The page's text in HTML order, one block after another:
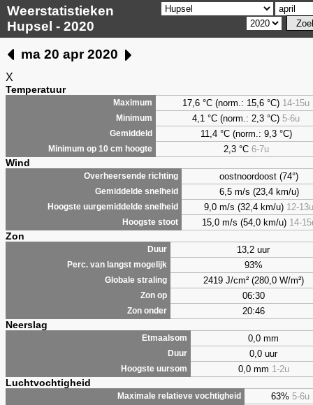
Weerstatistieken
Hupsel - 2020
ma 20 apr 2020
X
Temperatuur
Maximum 17,6 °C (norm.: 15,6 °C) 14-15u
Minimum 4,1 °C (norm.: 2,3 °C) 5-6u
Gemiddeld 11,4 °C (norm.: 9,3 °C)
Minimum op 10 cm hoogte 2,3°C 6-7u
Wind
Overheersende richting oostnoordoost (74°)
Gemiddelde snelheid 6,5 m/s (23,4 km/u)
Hoogste uurgemiddelde snelheid 9,0 m/s (32,4 km/u) 12-13u
Hoogste stoot 15,0 m/s (54,0 km/u) 14-
Zon
Duur 13,2 uur
Perc. van langst mogelijk 93%
Globale straling 2419 J/cm² (280,0 W/m²)
Zon op 06:30
Zon onder 20:46
Neerslag
Etmaalsom 0,0 mm
Duur 0,0 uur
Hoogste uursom 0,0 mm 1-2u
Luchtvochtigheid
Maximale relatieve vochtigheid 63% 5-6u